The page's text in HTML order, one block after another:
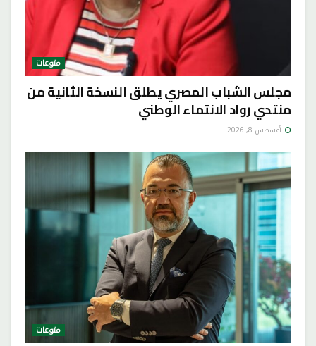
منوعات
مجلس الشباب المصري يطلق النسخة الثانية من
منتدي رواد الانتماء الوطني
أغسطس 8, 2026
منوعات